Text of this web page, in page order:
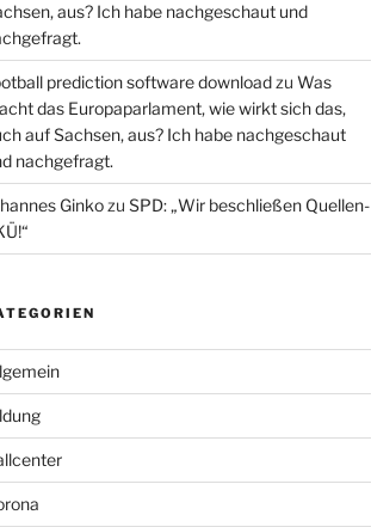
aus? Ich habe nachgeschaut und
prediction software downloadzu Was
das Europaparlament, wie wirkt sich das,
auf Sachsen, aus? Ich habe nachgeschaut
nachgefragt.
Ginkozu SPD: „Wir beschließen Quellen-